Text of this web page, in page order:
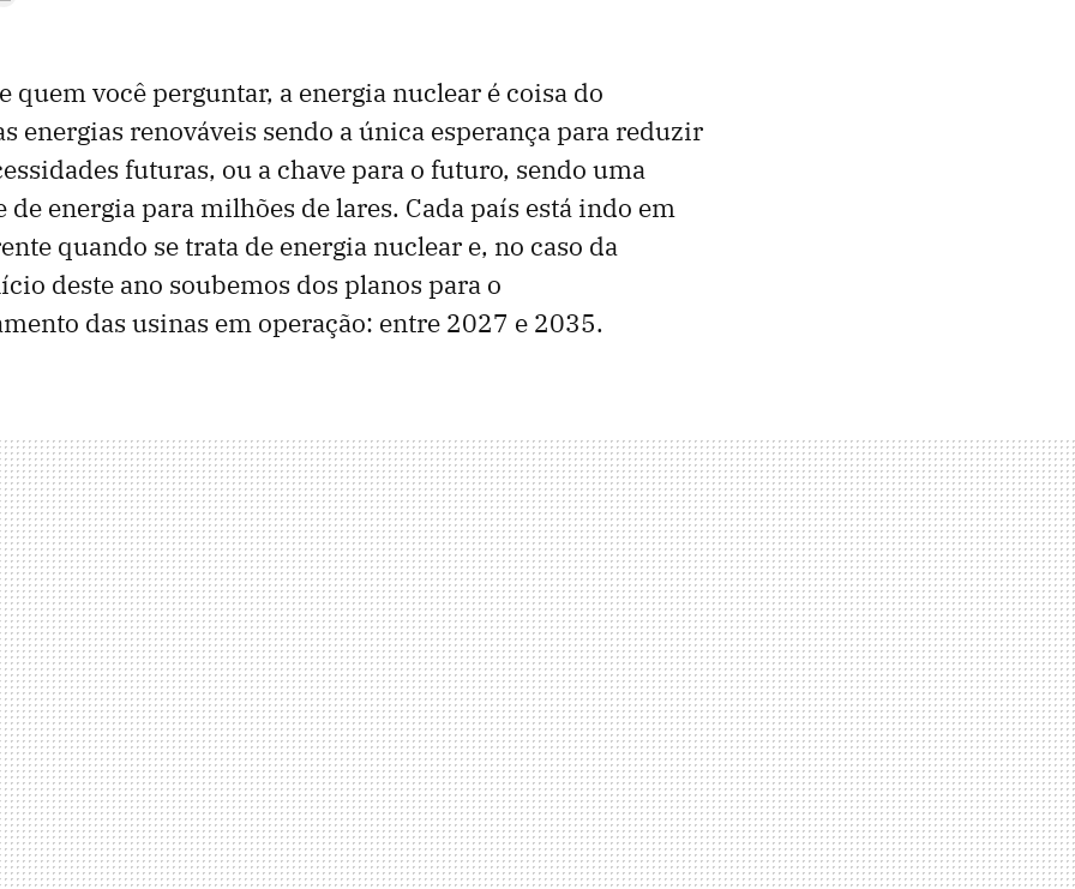
quem você perguntar, a energia nuclear é coisa do
energias renováveis ​​sendo a única esperança para reduzir
futuras, ou a chave para o futuro, sendo uma
de energia para milhões de lares. Cada país está indo em
quando se trata de energia nuclear e, no caso da
deste ano soubemos dos planos para o
das usinas em operação: entre 2027 e 2035.